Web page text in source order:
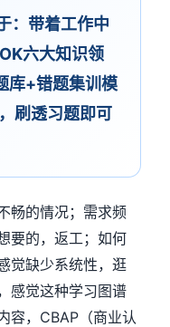
：带着工作中
六大知识领
库+错题集训模
刷透习题即可
畅的情况；需求频
要的，返工；如何
觉缺少系统性，逛
感觉这种学习图谱
容，CBAP（商业认